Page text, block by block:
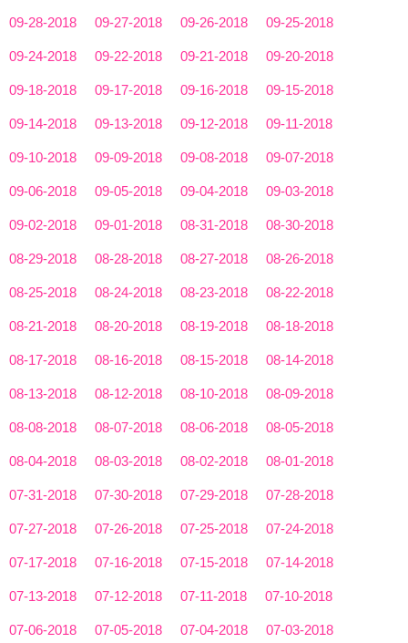
09-28-2018 09-27-2018 09-26-2018 09-25-2018
09-24-2018 09-22-2018 09-21-2018 09-20-2018
09-18-2018 09-17-2018 09-16-2018 09-15-2018
09-14-2018 09-13-2018 09-12-2018 09-11-2018
09-10-2018 09-09-2018 09-08-2018 09-07-2018
09-06-2018 09-05-2018 09-04-2018 09-03-2018
09-02-2018 09-01-2018 08-31-2018 08-30-2018
08-29-2018 08-28-2018 08-27-2018 08-26-2018
08-25-2018 08-24-2018 08-23-2018 08-22-2018
08-21-2018 08-20-2018 08-19-2018 08-18-2018
08-17-2018 08-16-2018 08-15-2018 08-14-2018
08-13-2018 08-12-2018 08-10-2018 08-09-2018
08-08-2018 08-07-2018 08-06-2018 08-05-2018
08-04-2018 08-03-2018 08-02-2018 08-01-2018
07-31-2018 07-30-2018 07-29-2018 07-28-2018
07-27-2018 07-26-2018 07-25-2018 07-24-2018
07-17-2018 07-16-2018 07-15-2018 07-14-2018
07-13-2018 07-12-2018 07-11-2018 07-10-2018
07-06-2018 07-05-2018 07-04-2018 07-03-2018